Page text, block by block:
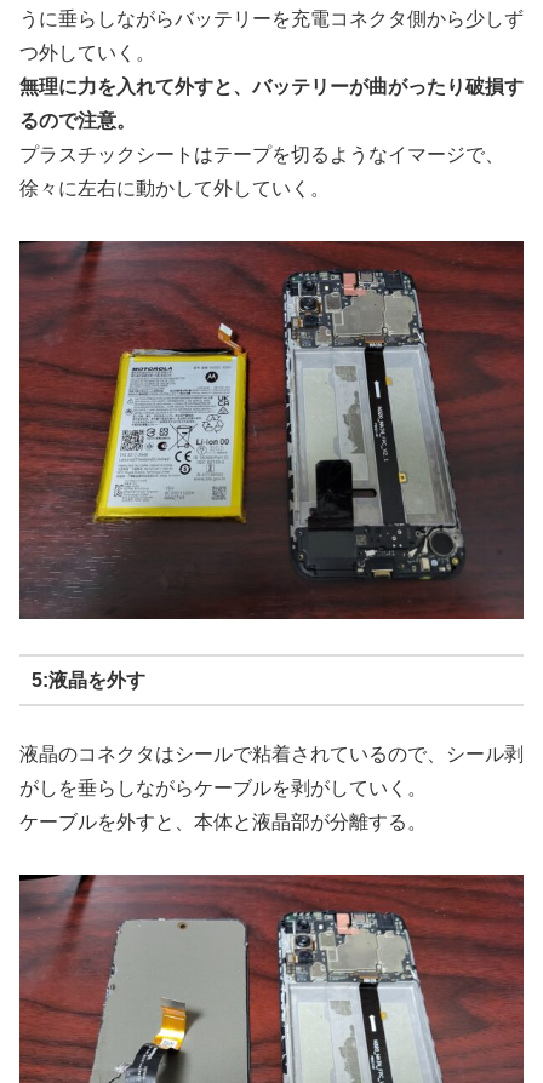
うに垂らしながらバッテリーを充電コネクタ側から少しず
つ外していく。
無理に力を入れて外すと、バッテリーが曲がったり破損す
るので注意。
プラスチックシートはテープを切るようなイマージで、
徐々に左右に動かして外していく。
5:液晶を外す
液晶のコネクタはシールで粘着されているので、シール剥
がしを垂らしながらケーブルを剥がしていく。
ケーブルを外すと、本体と液晶部が分離する。